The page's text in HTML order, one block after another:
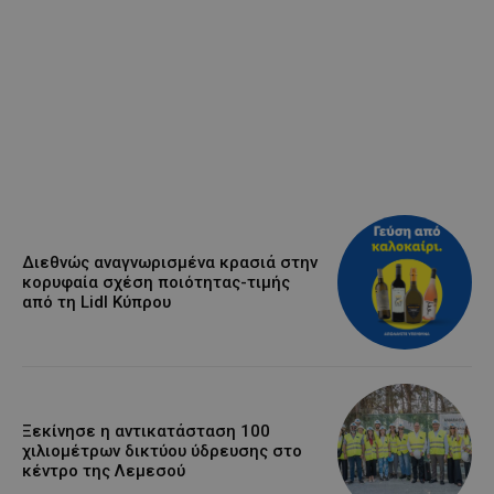
Διεθνώς αναγνωρισμένα κρασιά στην
κορυφαία σχέση ποιότητας-τιμής
από τη Lidl Κύπρου
Ξεκίνησε η αντικατάσταση 100
χιλιομέτρων δικτύου ύδρευσης στο
κέντρο της Λεμεσού